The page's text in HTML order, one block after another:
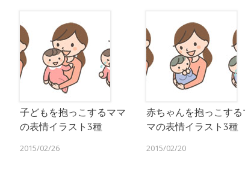
子どもを抱っこするママ
の表情イラスト3種
2015/02/26
赤ちゃんを抱っこする
マの表情イラスト3種
2015/02/20